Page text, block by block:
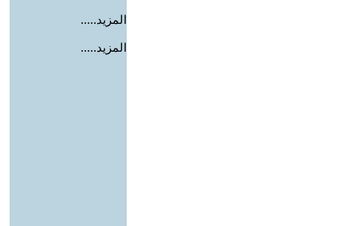
المزيد.....
المزيد.....